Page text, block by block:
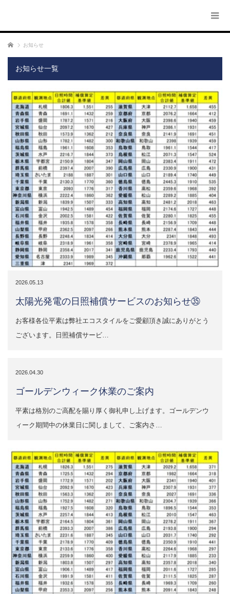
ホーム お知らせ
お知らせ一覧
2026.05.13
太陽光発電の日照補償サービスのお知らせ㉟
お客様各位平素は弊社エコスタイルをご愛顧頂き誠にありがとう
ございます。日照補償サービ…
2026.04.30
ゴールデンウィーク休業のご案内
平素は格別のご高配を賜り厚く御礼申し上げます。ゴールデンウ
ィーク期間中の休業日に関しまして、ご案内さ…